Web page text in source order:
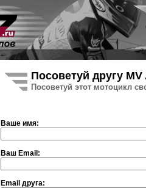
Посоветуй другу
Посоветуй этот мотоцикл
Ваше имя:
Ваш Email:
Email друга: